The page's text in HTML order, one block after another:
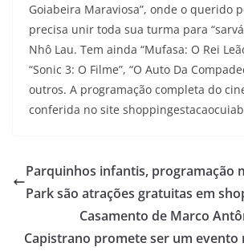
Goiabeira Maraviosa”, onde o querido
precisa unir toda sua turma para
Nhô Lau. Tem ainda “Mufasa: O Rei
“Sonic 3: O Filme”, “O Auto Da
outros. A programação completa do
conferida no site
Parquinhos infantis, programação
Park são atrações gratuitas em
Casamento de Marco
Capistrano promete ser um evento